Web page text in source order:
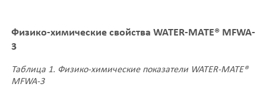
Физико-химические свойства WATER-MATE® MFWA-
3
Таблица 1. Физико-химические показатели WATER-MATE®
MFWA-3